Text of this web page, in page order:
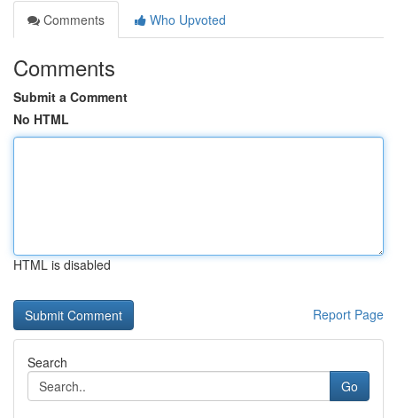
Comments
Who Upvoted
Comments
Submit a Comment
No HTML
HTML is disabled
Report Page
Search
Go